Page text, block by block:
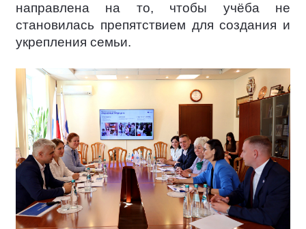
направлена на то, чтобы учёба не
становилась препятствием для создания и
укрепления семьи.